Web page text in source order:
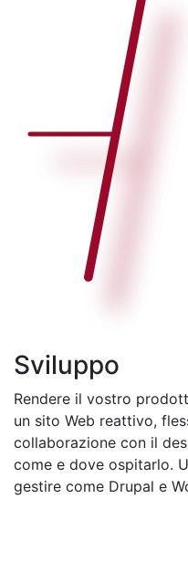
Sviluppo
Rendere il vostro
un sito Web reattivo,
collaborazione con il
come e dove ospitarlo.
gestire come Drupal e